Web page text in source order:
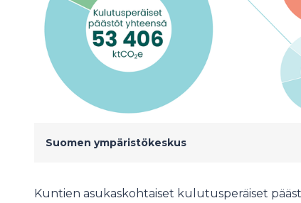
Suomen ympäristökeskus
Kuntien asukaskohtaiset kulutusperäiset